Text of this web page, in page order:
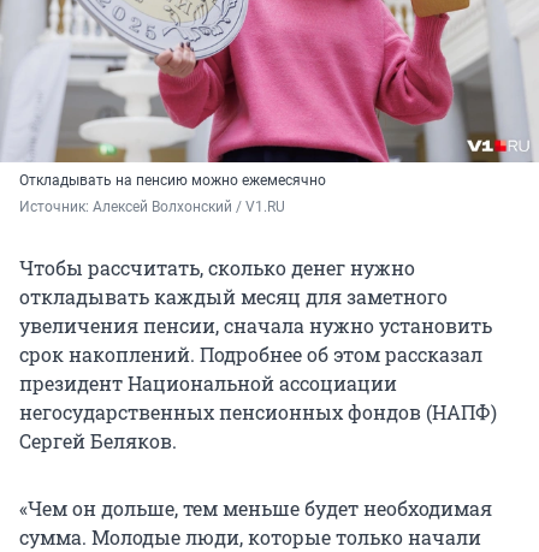
Откладывать на пенсию можно ежемесячно
Источник: Алексей Волхонский / V1.RU
Чтобы рассчитать, сколько денег нужно
откладывать каждый месяц для заметного
увеличения пенсии, сначала нужно установить
срок накоплений. Подробнее об этом рассказал
президент Национальной ассоциации
негосударственных пенсионных фондов (НАПФ)
Сергей Беляков.
«Чем он дольше, тем меньше будет необходимая
сумма. Молодые люди, которые только начали